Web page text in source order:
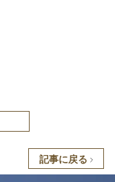
記事に戻る